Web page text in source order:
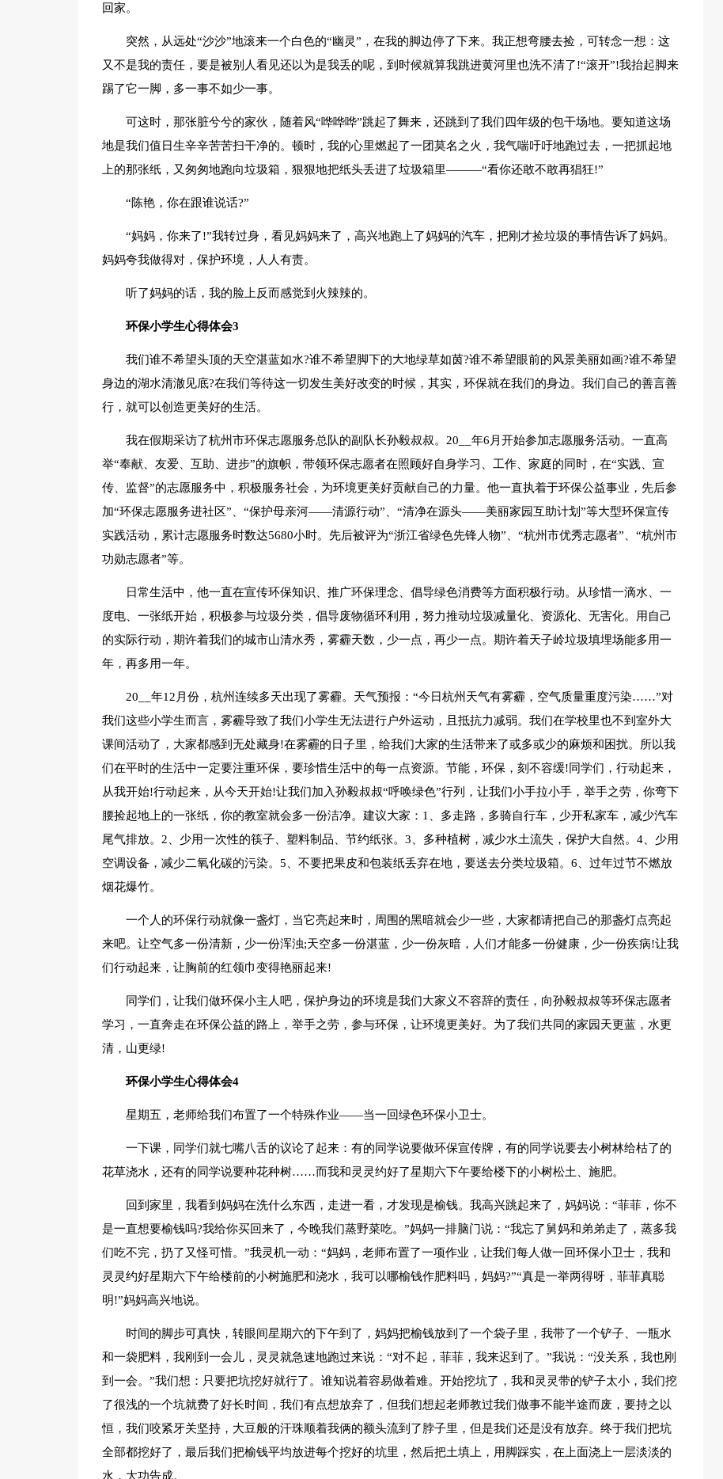
回家。
突然，从远处“沙沙”地滚来一个白色的“幽灵”，在我的脚边停了下来。我正想弯腰去捡，可转念一想：这
又不是我的责任，要是被别人看见还以为是我丢的呢，到时候就算我跳进黄河里也洗不清了!“滚开”!我抬起脚来
踢了它一脚，多一事不如少一事。
可这时，那张脏兮兮的家伙，随着风“哗哗哗”跳起了舞来，还跳到了我们四年级的包干场地。要知道这场
地是我们值日生辛辛苦苦扫干净的。顿时，我的心里燃起了一团莫名之火，我气喘吁吁地跑过去，一把抓起地
上的那张纸，又匆匆地跑向垃圾箱，狠狠地把纸头丢进了垃圾箱里———“看你还敢不敢再猖狂!”
“陈艳，你在跟谁说话?”
“妈妈，你来了!”我转过身，看见妈妈来了，高兴地跑上了妈妈的汽车，把刚才捡垃圾的事情告诉了妈妈。
妈妈夸我做得对，保护环境，人人有责。
听了妈妈的话，我的脸上反而感觉到火辣辣的。
环保小学生心得体会3
我们谁不希望头顶的天空湛蓝如水?谁不希望脚下的大地绿草如茵?谁不希望眼前的风景美丽如画?谁不希望
身边的湖水清澈见底?在我们等待这一切发生美好改变的时候，其实，环保就在我们的身边。我们自己的善言善
行，就可以创造更美好的生活。
我在假期采访了杭州市环保志愿服务总队的副队长孙毅叔叔。20__年6月开始参加志愿服务活动。一直高
举“奉献、友爱、互助、进步”的旗帜，带领环保志愿者在照顾好自身学习、工作、家庭的同时，在“实践、宣
传、监督”的志愿服务中，积极服务社会，为环境更美好贡献自己的力量。他一直执着于环保公益事业，先后参
加“环保志愿服务进社区”、“保护母亲河——清源行动”、“清净在源头——美丽家园互助计划”等大型环保宣传
实践活动，累计志愿服务时数达5680小时。先后被评为“浙江省绿色先锋人物”、“杭州市优秀志愿者”、“杭州市
功勋志愿者”等。
日常生活中，他一直在宣传环保知识、推广环保理念、倡导绿色消费等方面积极行动。从珍惜一滴水、一
度电、一张纸开始，积极参与垃圾分类，倡导废物循环利用，努力推动垃圾减量化、资源化、无害化。用自己
的实际行动，期许着我们的城市山清水秀，雾霾天数，少一点，再少一点。期许着天子岭垃圾填埋场能多用一
年，再多用一年。
20__年12月份，杭州连续多天出现了雾霾。天气预报：“今日杭州天气有雾霾，空气质量重度污染……”对
我们这些小学生而言，雾霾导致了我们小学生无法进行户外运动，且抵抗力减弱。我们在学校里也不到室外大
课间活动了，大家都感到无处藏身!在雾霾的日子里，给我们大家的生活带来了或多或少的麻烦和困扰。所以我
们在平时的生活中一定要注重环保，要珍惜生活中的每一点资源。节能，环保，刻不容缓!同学们，行动起来，
从我开始!行动起来，从今天开始!让我们加入孙毅叔叔“呼唤绿色”行列，让我们小手拉小手，举手之劳，你弯下
腰捡起地上的一张纸，你的教室就会多一份洁净。建议大家：1、多走路，多骑自行车，少开私家车，减少汽车
尾气排放。2、少用一次性的筷子、塑料制品、节约纸张。3、多种植树，减少水土流失，保护大自然。4、少用
空调设备，减少二氧化碳的污染。5、不要把果皮和包装纸丢弃在地，要送去分类垃圾箱。6、过年过节不燃放
烟花爆竹。
一个人的环保行动就像一盏灯，当它亮起来时，周围的黑暗就会少一些，大家都请把自己的那盏灯点亮起
来吧。让空气多一份清新，少一份浑浊;天空多一份湛蓝，少一份灰暗，人们才能多一份健康，少一份疾病!让我
们行动起来，让胸前的红领巾变得艳丽起来!
同学们，让我们做环保小主人吧，保护身边的环境是我们大家义不容辞的责任，向孙毅叔叔等环保志愿者
学习，一直奔走在环保公益的路上，举手之劳，参与环保，让环境更美好。为了我们共同的家园天更蓝，水更
清，山更绿!
环保小学生心得体会4
星期五，老师给我们布置了一个特殊作业――当一回绿色环保小卫士。
一下课，同学们就七嘴八舌的议论了起来：有的同学说要做环保宣传牌，有的同学说要去小树林给枯了的
花草浇水，还有的同学说要种花种树……而我和灵灵约好了星期六下午要给楼下的小树松土、施肥。
回到家里，我看到妈妈在洗什么东西，走进一看，才发现是榆钱。我高兴跳起来了，妈妈说：“菲菲，你不
是一直想要榆钱吗?我给你买回来了，今晚我们蒸野菜吃。”妈妈一排脑门说：“我忘了舅妈和弟弟走了，蒸多我
们吃不完，扔了又怪可惜。”我灵机一动：“妈妈，老师布置了一项作业，让我们每人做一回环保小卫士，我和
灵灵约好星期六下午给楼前的小树施肥和浇水，我可以哪榆钱作肥料吗，妈妈?”“真是一举两得呀，菲菲真聪
明!”妈妈高兴地说。
时间的脚步可真快，转眼间星期六的下午到了，妈妈把榆钱放到了一个袋子里，我带了一个铲子、一瓶水
和一袋肥料，我刚到一会儿，灵灵就急速地跑过来说：“对不起，菲菲，我来迟到了。”我说：“没关系，我也刚
到一会。”我们想：只要把坑挖好就行了。谁知说着容易做着难。开始挖坑了，我和灵灵带的铲子太小，我们挖
了很浅的一个坑就费了好长时间，我们有点想放弃了，但我们想起老师教过我们做事不能半途而废，要持之以
恒，我们咬紧牙关坚持，大豆般的汗珠顺着我俩的额头流到了脖子里，但是我们还是没有放弃。终于我们把坑
全部都挖好了，最后我们把榆钱平均放进每个挖好的坑里，然后把土填上，用脚踩实，在上面浇上一层淡淡的
水，大功告成。